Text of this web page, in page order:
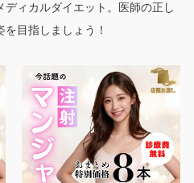
ィカルダイエット。医師の正し
目指しましょう！